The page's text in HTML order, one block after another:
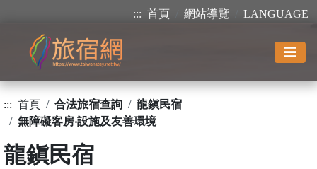
::: 首頁 網站導覽 LANGUAGE
::: 首頁 合法旅宿查詢
龍鎭民宿
無障礙客房‧設施及友善環境
龍鎭民宿